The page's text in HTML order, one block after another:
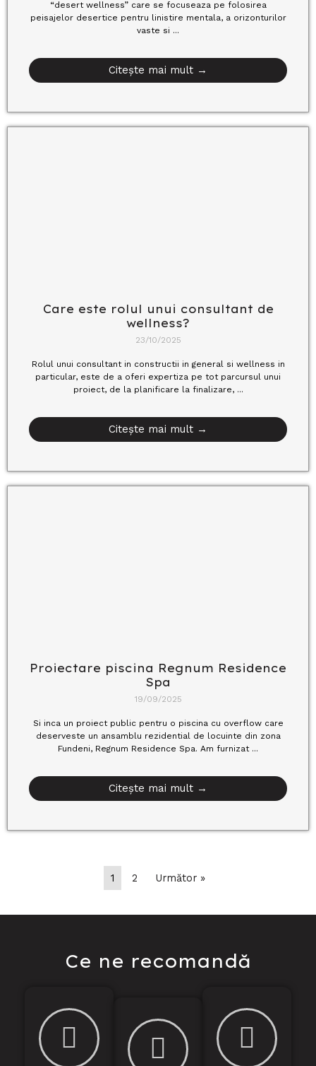
“desert wellness” care se focuseaza pe folosirea
peisajelor desertice pentru linistire mentala, a orizonturilor
vaste si ...
Citește mai mult →
Care este rolul unui consultant de
wellness?
23/10/2025
Rolul unui consultant in constructii in general si wellness in
particular, este de a oferi expertiza pe tot parcursul unui
proiect, de la planificare la finalizare, ...
Citește mai mult →
Proiectare piscina Regnum Residence
Spa
19/09/2025
Si inca un proiect public pentru o piscina cu overflow care
deserveste un ansamblu rezidential de locuinte din zona
Fundeni, Regnum Residence Spa. Am furnizat ...
Citește mai mult →
1 2 Următor »
Ce ne recomandă